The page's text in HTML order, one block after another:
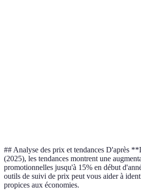
## Analyse des prix et tendances D'après
(2025), les tendances montrent une
promotionnelles jusqu'à 15% en début
outils de suivi de prix peut vous aider à
propices aux économies.